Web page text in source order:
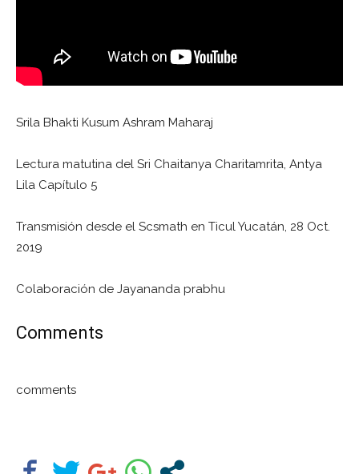
Srila Bhakti Kusum Ashram Maharaj
Lectura matutina del Sri Chaitanya Charitamrita, Antya
Lila Capítulo 5
Transmisión desde el Scsmath en Ticul Yucatán, 28 Oct.
2019
Colaboración de Jayananda prabhu
Comments
comments